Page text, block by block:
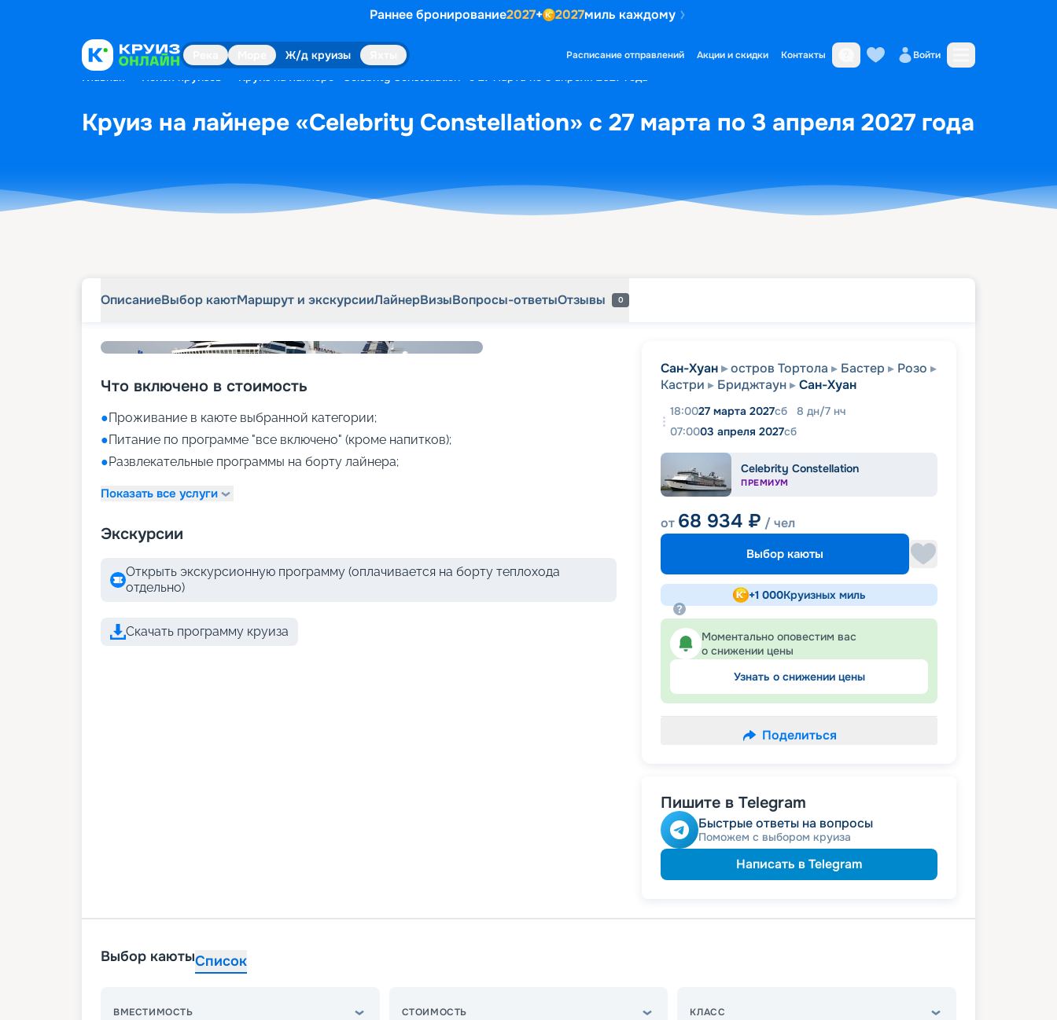
Раннее бронирование2027+ 2027миль каждому
Ж/д круизы Расписание отправлений Акции и скидки Контакты Войти
Главная Поиск круизов Круиз на лайнере «Celebrity Constellation» с 27 марта по 3 апреля 2027 года
Круиз на лайнере «Celebrity Constellation» с 27 марта по 3 апреля 2027 года
ОписаниеВыбор каютМаршрут и экскурсииЛайнерВизыВопросы-ответыОтзывы 0
Что включено в стоимость
●Проживание в каюте выбранной категории;
●Питание по программе "все включено" (кроме напитков);
●Развлекательные программы на борту лайнера;
Показать все услуги
Экскурсии
Открыть экскурсионную программу (оплачивается на борту теплохода
отдельно)
Скачать программу круиза
Сан-Хуан остров Тортола Бастер
Розо
Кастри
Бриджтаун Сан-Хуан
18:0027 марта 2027сб 8 дн/7 нч
07:0003 апреля 2027сб
Celebrity Constellation
ПРЕМИУМ
от 68 934 ₽ / чел
Выбор каюты
+1 000Круизных миль
Моментально оповестим вас
о снижении цены
Узнать о снижении цены
Поделиться
Пишите в Telegram
Быстрые ответы на вопросы
Поможем с выбором круиза
Написать в Telegram
Выбор каютыСписок
ВМЕСТИМОСТЬ СТОИМОСТЬ КЛАСС